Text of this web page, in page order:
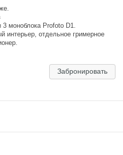
моноблока Profoto D1.
интерьер, отдельное гримерное
западную сторону (прямой
(покраска - 1500 рублей)
Забронировать